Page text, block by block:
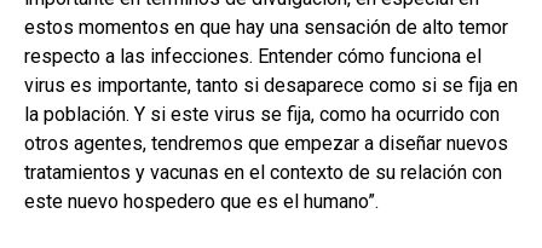
estos momentos en que hay una sensación de alto temor
respecto a las infecciones. Entender cómo funciona el
virus es importante, tanto si desaparece como si se fija en
la población. Y si este virus se fija, como ha ocurrido con
otros agentes, tendremos que empezar a diseñar nuevos
tratamientos y vacunas en el contexto de su relación con
este nuevo hospedero que es el humano”.